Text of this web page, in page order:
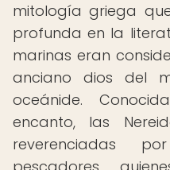
mitología griega
profunda en la
marinas eran
anciano dios del
oceánide.
encanto, las
reverenciadas